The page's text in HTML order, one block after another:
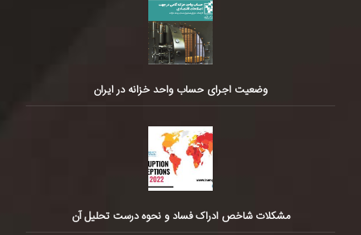
وضعیت اجرای حساب واحد خزانه در ایران
مشکلات شاخص ادراک فساد و نحوه درست تحلیل آن